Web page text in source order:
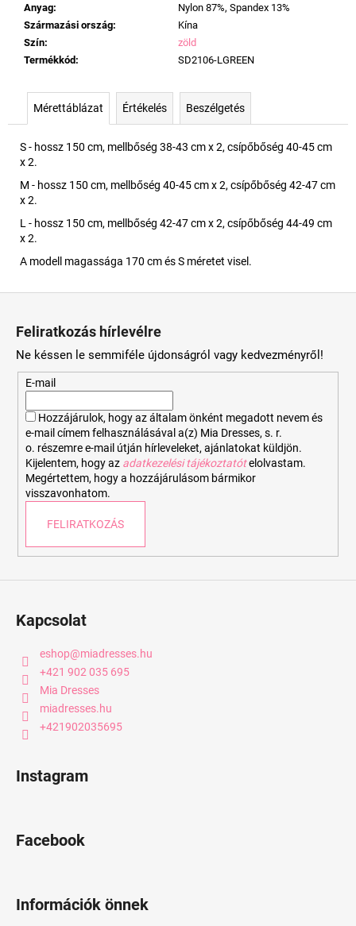
Anyag:
Nylon 87%, Spandex 13%
Származási ország:
Kína
Szín:
zöld
Termékkód: SD2106-LGREEN
Mérettáblázat Értékelés Beszélgetés
S - hossz 150 cm, mellbőség 38-43 cm x 2, csípőbőség 40-45 cm
x 2.
M - hossz 150 cm, mellbőség 40-45 cm x 2, csípőbőség 42-47 cm
x 2.
L - hossz 150 cm, mellbőség 42-47 cm x 2, csípőbőség 44-49 cm
x 2.
A modell magassága 170 cm és S méretet visel.
Feliratkozás hírlevélre
Ne késsen le semmiféle újdonságról vagy kedvezményről!
E-mail
Hozzájárulok, hogy az általam önként megadott nevem és
e-mail címem felhasználásával a(z) Mia Dresses, s. r.
o. részemre e-mail útján hírleveleket, ajánlatokat küldjön.
Kijelentem, hogy az adatkezelési tájékoztatót elolvastam.
Megértettem, hogy a hozzájárulásom bármikor
visszavonhatom.
FELIRATKOZÁS
Kapcsolat
eshop@miadresses.hu
+421 902 035 695
Mia Dresses
miadresses.hu
+421902035695
Instagram
Facebook
Információk önnek